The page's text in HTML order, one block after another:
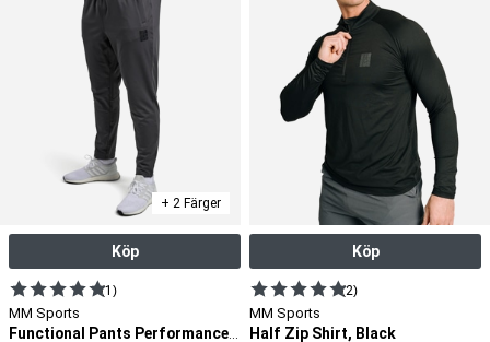
+ 2 Färger
Köp
(1)
MM Sports
Functional Pants Performance, Cool Grey
Köp
(2)
MM Sports
Half Zip Shirt, Black